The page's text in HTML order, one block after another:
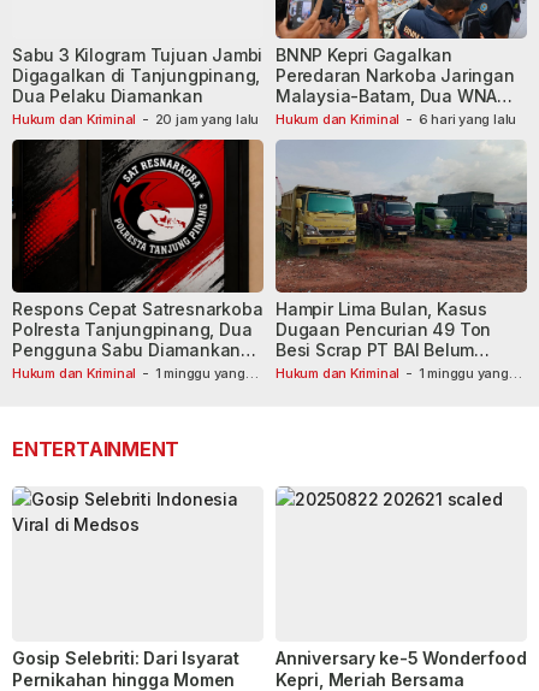
Hukum dan Kriminal - 20 jam yang lalu
Sabu 3 Kilogram Tujuan Jambi
Digagalkan di Tanjungpinang,
Dua Pelaku Diamankan
Hukum dan Kriminal - 6 hari yang lalu
BNNP Kepri Gagalkan
Peredaran Narkoba Jaringan
Malaysia-Batam, Dua WNA
Masih Diburu
Hukum dan Kriminal - 1 minggu yang
Respons Cepat Satresnarkoba
Polresta Tanjungpinang, Dua
Pengguna Sabu Diamankan
Usai Dilaporkan ke Call Center
Hukum dan Kriminal - 1 minggu yang
Hampir Lima Bulan, Kasus
Dugaan Pencurian 49 Ton
Besi Scrap PT BAI Belum
Tetapkan Tersangka
ENTERTAINMENT
Gosip Selebriti: Dari Isyarat
Pernikahan hingga Momen
Anniversary ke-5 Wonderfood
Kepri, Meriah Bersama